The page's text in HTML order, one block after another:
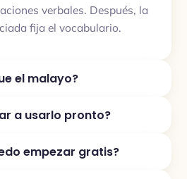
verbales. Después, la
fija el vocabulario.
el malayo?
a usarlo pronto?
empezar gratis?